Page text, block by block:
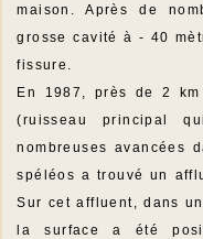
maison. Après de
grosse cavité à - 40
fissure.
En 1987, près de 2
(ruisseau principal
nombreuses avancées
spéléos a trouvé un
Sur cet affluent, dans
la surface a été